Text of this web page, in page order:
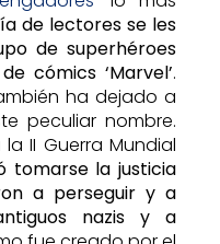
de lectores se les
de superhéroes
cómics ‘Marvel’.
ha dejado a
peculiar nombre.
II Guerra Mundial
tomarse la justicia
a perseguir y a
nazis y a